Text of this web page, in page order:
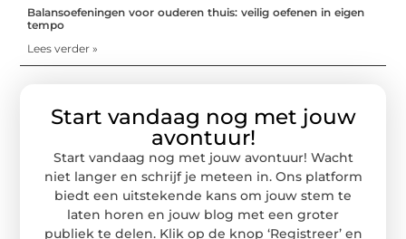
Balansoefeningen voor ouderen thuis: veilig oefenen in eigen
tempo
Lees verder »
Start vandaag nog met jouw
avontuur!
Start vandaag nog met jouw avontuur! Wacht
niet langer en schrijf je meteen in. Ons platform
biedt een uitstekende kans om jouw stem te
laten horen en jouw blog met een groter
publiek te delen. Klik op de knop ‘Registreer’ en